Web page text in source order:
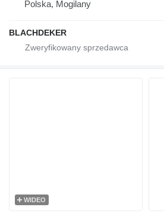
Polska, Mogilany
BLACHDEKER
WIDEO